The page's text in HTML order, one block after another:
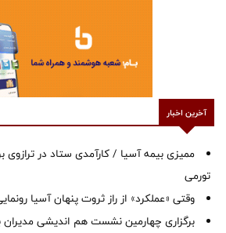
آخرین اخبار
ممیزی بیمه آسیا / کارآمدی ستاد در ترازوی
تورمی
وقتی «عملکرد» از راز ثروت پنهان آسیا
برگزاری چهارمین نشست هم اندیشی مدیران